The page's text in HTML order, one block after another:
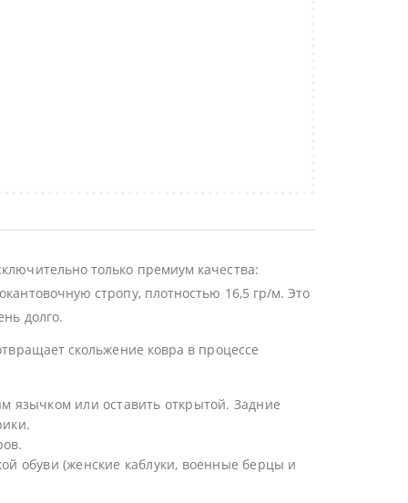
только премиум качества:
стропу, плотностью 16,5 гр/м. Это
долго.
скольжение ковра в процессе
язычком или оставить открытой. Задние
обуви (женские каблуки, военные берцы и